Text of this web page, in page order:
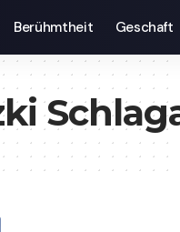
Berühmtheit Geschaft